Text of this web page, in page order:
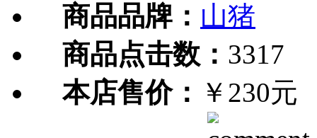
商品品牌： 山猪
商品点击数： 3317
本店售价： ￥230元